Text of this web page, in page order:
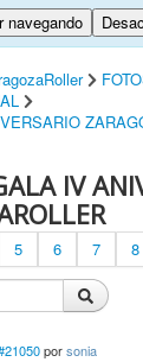
navegando
IV
5 6 7 8
porsonia